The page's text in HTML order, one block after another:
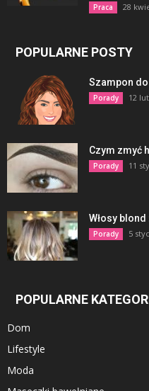
Praca 28
POPULARNE POSTY
Szampon
Porady 12
Czym zmyć
Porady 11
Włosy
Porady 5
POPULARNE
Dom
Lifestyle
Moda